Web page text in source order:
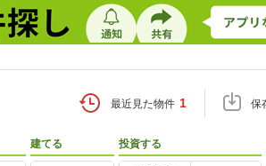
最近見た物件 1 保
建てる 投資する